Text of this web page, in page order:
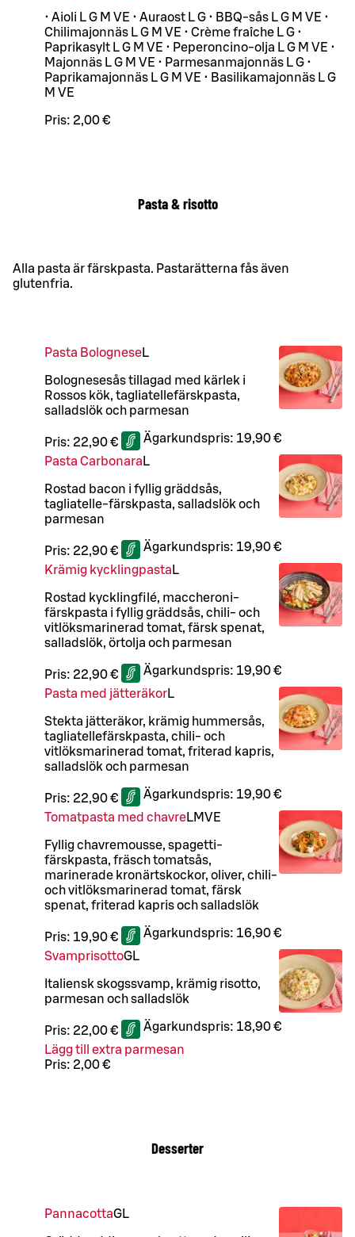
• Aioli L G M VE • Auraost L G • BBQ-sås L G M VE •
Chilimajonnäs L G M VE • Crème fraîche L G •
Paprikasylt L G M VE • Peperoncino-olja L G M VE •
Majonnäs L G M VE • Parmesanmajonnäs L G •
Paprikamajonnäs L G M VE • Basilikamajonnäs L G
M VE
Pris: 2,00 €
Pasta & risotto
Alla pasta är färskpasta. Pastarätterna fås även
glutenfria.
Pasta BologneseL
Bolognesesås tillagad med kärlek i
Rossos kök, tagliatellefärskpasta,
salladslök och parmesan
Pris: 22,90 € Ägarkundspris: 19,90 €
Pasta Carbonara L
Rostad bacon i fyllig gräddsås,
tagliatelle-färskpasta, salladslök och
parmesan
Pris: 22,90 € Ägarkundspris: 19,90 €
Krämig kycklingpasta L
Rostad kycklingfilé, maccheroni-
färskpasta i fyllig gräddsås, chili- och
vitlöksmarinerad tomat, färsk spenat,
salladslök, örtolja och parmesan
Pris: 22,90 € Ägarkundspris: 19,90 €
Pasta med jätteräkorL
Stekta jätteräkor, krämig hummersås,
tagliatellefärskpasta, chili- och
vitlöksmarinerad tomat, friterad kapris,
salladslök och parmesan
Pris: 22,90 € Ägarkundspris: 19,90 €
Tomatpasta med chavreLMVE
Fyllig chavremousse, spagetti-
färskpasta, fräsch tomatsås,
marinerade kronärtskockor, oliver, chili-
och vitlöksmarinerad tomat, färsk
spenat, friterad kapris och salladslök
Pris: 19,90 € Ägarkundspris: 16,90 €
SvamprisottoGL
Italiensk skogssvamp, krämig risotto,
parmesan och salladslök
Pris: 22,00 € Ägarkundspris: 18,90 €
Lägg till extra parmesan
Pris: 2,00 €
Desserter
PannacottaGL